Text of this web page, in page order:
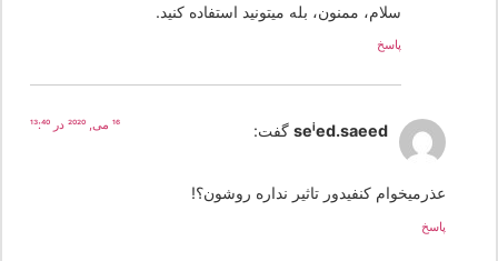
سلام، ممنون، بله میتونید استفاده کنید.
seied.saeed گفت:
عذرمیخوام کنفیدور تاثیر نداره روشون؟!